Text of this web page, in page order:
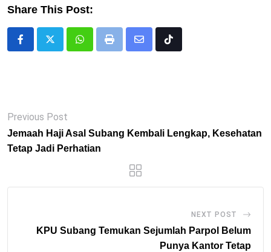
Share This Post:
WhatsappPrint
Share
Tiktok
Previous Post
Jemaah Haji Asal Subang Kembali Lengkap, Kesehatan
Tetap Jadi Perhatian
NEXT POST
KPU Subang Temukan Sejumlah Parpol Belum
Punya Kantor Tetap